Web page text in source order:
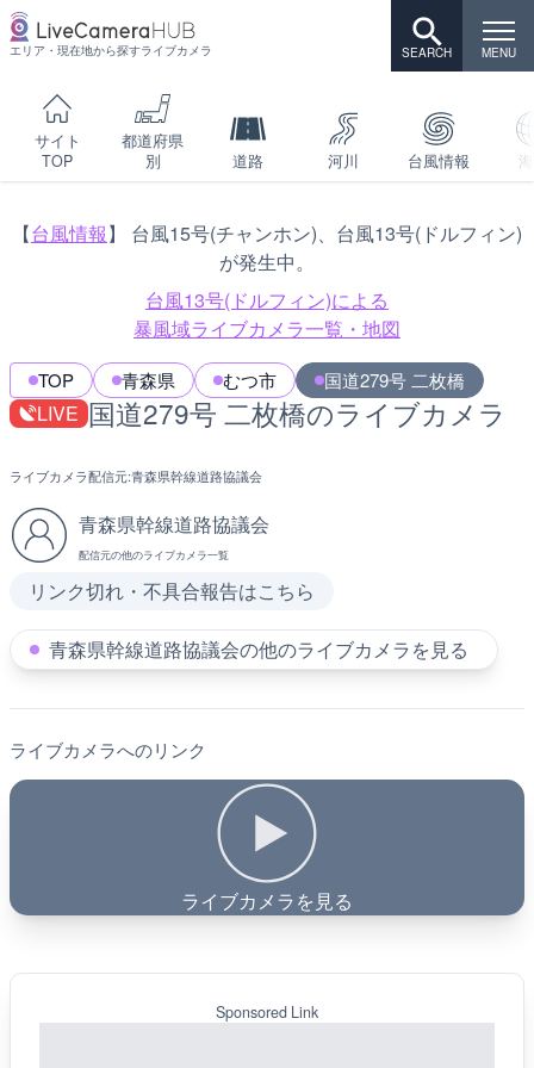
エリア・現在地から探すライブカメラ
サイト
TOP
都道府県
別
道路 河川 台風情報
【台風情報】 台風15号(チャンホン)、台風13号(ドルフィン)
が発生中。
台風13号(ドルフィン)による
暴風域ライブカメラ一覧・地図
TOP 青森県 むつ市 国道279号 二枚橋
LIVE 国道279号 二枚橋のライブカメラ
ライブカメラ配信元:青森県幹線道路協議会
青森県幹線道路協議会
配信元の他のライブカメラ一覧
リンク切れ・不具合報告はこちら
青森県幹線道路協議会の他のライブカメラを見る
ライブカメラへのリンク
ライブカメラを見る
Sponsored Link